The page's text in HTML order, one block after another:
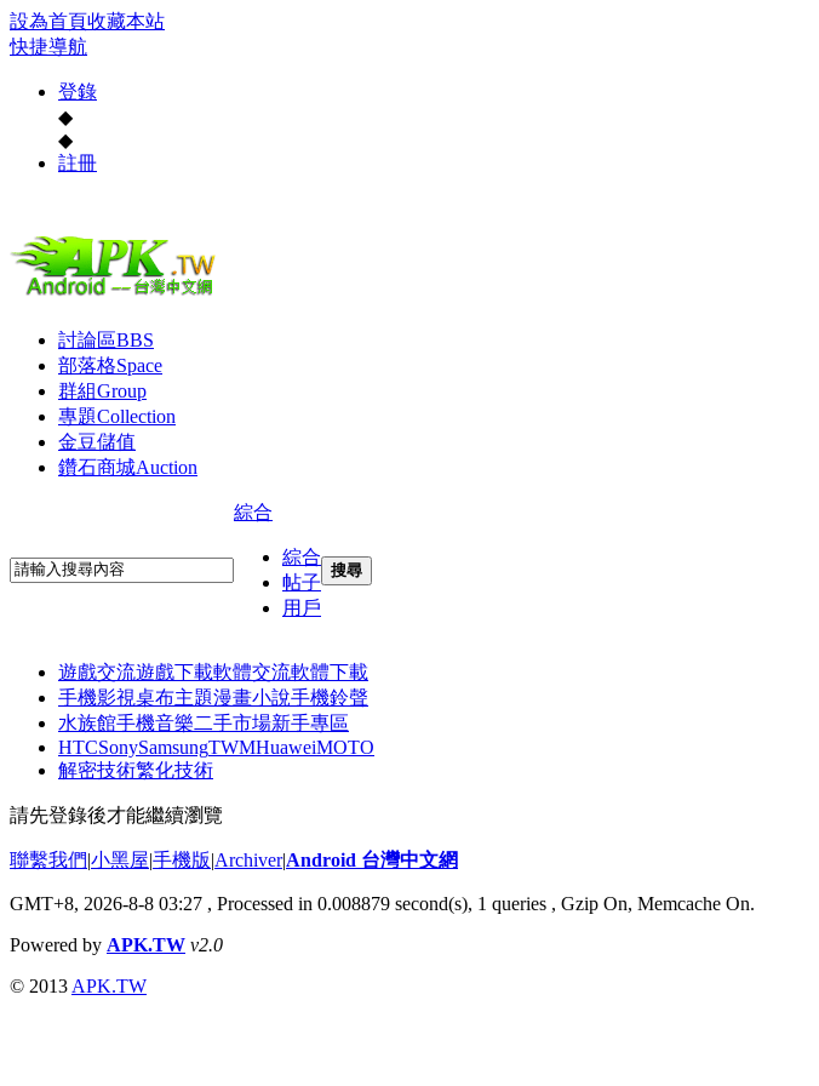
設為首頁收藏本站
快捷導航
登錄
◆
◆
註冊
討論區BBS
部落格Space
群組Group
專題Collection
金豆儲值
鑽石商城Auction
綜合
綜合
帖子
用戶
搜尋
遊戲交流遊戲下載軟體交流軟體下載
手機影視桌布主題漫畫小說手機鈴聲
水族館手機音樂二手市場新手專區
HTCSonySamsungTWMHuaweiMOTO
解密技術繁化技術
請先登錄後才能繼續瀏覽
聯繫我們|小黑屋|手機版|Archiver|Android 台灣中文網
GMT+8, 2026-8-8 03:27 , Processed in 0.008879 second(s), 1 queries , Gzip On, Memcache On.
Powered by APK.TW v2.0
© 2013 APK.TW